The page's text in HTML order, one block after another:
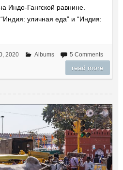
Индо-Гангской равнине.
уличная еда” и “Индия:
2020 Albums 5 Comments
read more